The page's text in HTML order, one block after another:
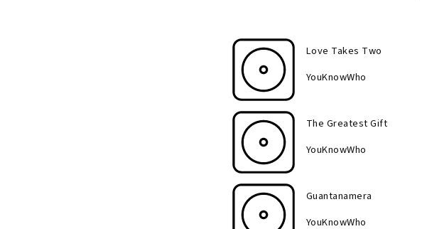
Love Takes Two
YouKnowWho
The Greatest Gift
YouKnowWho
Guantanamera
YouKnowWho